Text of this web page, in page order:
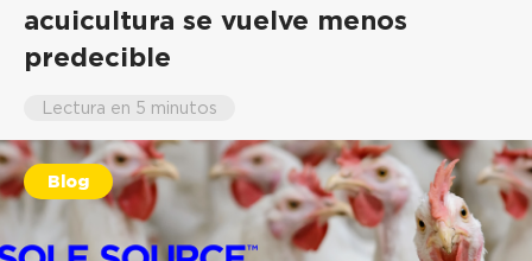
acuicultura se vuelve menos
predecible
Lectura en 5 minutos
Dr. Fanyi 'Ivy' Meng
Blog